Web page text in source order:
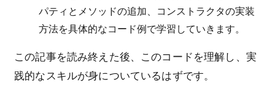
パティとメソッドの追加、コンストラクタの実装
方法を具体的なコード例で学習していきます。
この記事を読み終えた後、このコードを理解し、実
践的なスキルが身についているはずです。